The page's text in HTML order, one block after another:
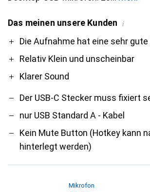
Das meinen unsere Kunden i
ProDie Aufnahme hat eine sehr
Relativ Klein und unscheinbar
Klarer Sound
Contra
Der USB-C Stecker muss fixiert
nur USB Standard A - Kabel
Kein Mute Button (Hotkey kann
hinterlegt werden)
Mikrofon